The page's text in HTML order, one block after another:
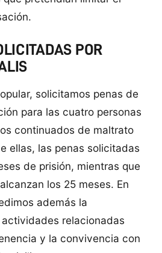
POR
solicitamos penas de
para las cuatro personas
continuados de maltrato
ellas, las penas solicitadas
de prisión, mientras que
los 25 meses. En
además la
relacionadas
y la convivencia con